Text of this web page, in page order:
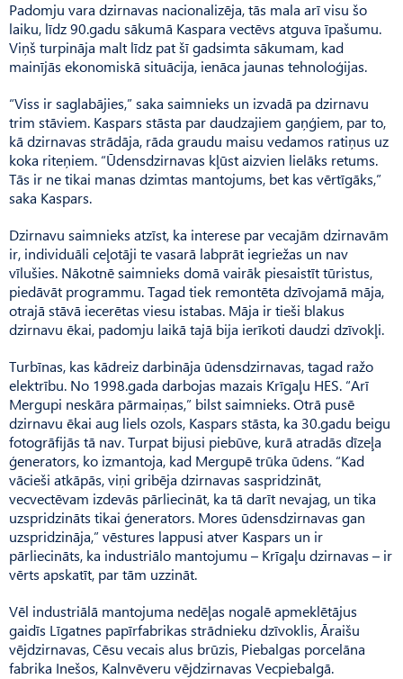
Padomju vara dzirnavas naci­onalizēja, tās mala arī visu šo
laiku, līdz 90.gadu sākumā Kaspara vectēvs atguva īpašumu.
Viņš turpināja malt līdz pat šī gadsimta sākumam, kad
mainījās ekonomiskā situācija, ienāca jaunas tehnoloģijas.
“Viss ir saglabājies,” saka saimnieks un izvadā pa dzirnavu
trim stāviem. Kaspars stāsta par daudzajiem gaņģiem, par to,
kā dzirnavas strādāja, rāda graudu maisu vedamos ratiņus uz
koka riteņiem. “Ūdensdzirnavas kļūst aizvien lielāks retums.
Tās ir ne tikai manas dzimtas mantojums, bet kas vērtīgāks,”
saka Kaspars.
Dzirnavu saimnieks atzīst, ka interese par vecajām dzirnavām
ir, individuāli ceļotāji te vasarā labprāt iegriežas un nav
vīlušies. Nākotnē saimnieks domā vairāk piesaistīt tūristus,
piedāvāt programmu. Tagad tiek remontēta dzīvojamā māja,
otrajā stāvā iecerētas viesu istabas. Māja ir tieši blakus
dzirnavu ēkai, padomju laikā tajā bija ierīkoti daudzi dzīvokļi.
Turbīnas, kas kādreiz darbināja ūdensdzirnavas, tagad ražo
elektrību. No 1998.gada darbojas mazais Krīgaļu HES. “Arī
Mergupi neskāra pārmaiņas,” bilst saimnieks. Otrā pusē
dzirnavu ēkai aug liels ozols, Kaspars stāsta, ka 30.gadu beigu
fotogrāfijās tā nav. Turpat bijusi piebūve, kurā atradās dīzeļa
ģenerators, ko izmantoja, kad Mergupē trūka ūdens. “Kad
vācieši atkāpās, viņi gribēja dzirnavas saspridzināt,
vecvectēvam izdevās pārliecināt, ka tā darīt nevajag, un tika
uzspridzināts tikai ģenerators. Mores ūdensdzirnavas gan
uzspridzināja,” vēstures lappusi atver Kaspars un ir
pārliecināts, ka industriālo mantojumu – Krīgaļu dzirnavas – ir
vērts apskatīt, par tām uzzināt.
Vēl industriālā mantojuma nedēļas nogalē apmeklētājus
gaidīs Līgatnes papīrfabrikas strādnieku dzīvoklis, Āraišu
vējdzirnavas, Cēsu vecais alus brūzis, Piebalgas porcelāna
fabrika Inešos, Kaln­vēveru vējdzirnavas Vecpie­balgā.